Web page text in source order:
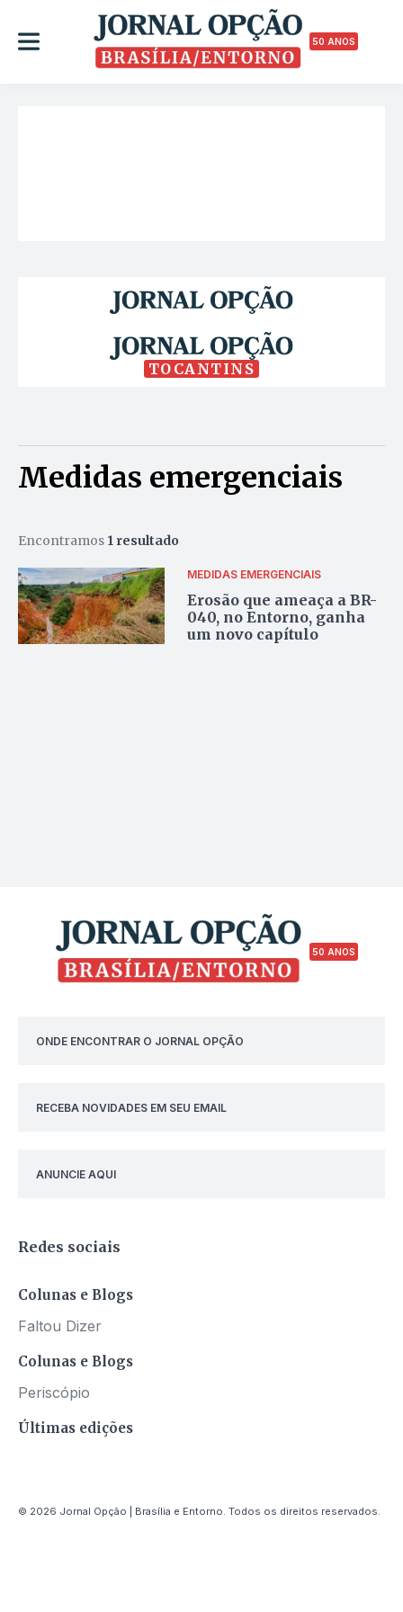
50 ANOS
TOCANTINS
Medidas emergenciais
Encontramos 1 resultado
MEDIDAS EMERGENCIAIS
Erosão que ameaça a BR-
040, no Entorno, ganha
um novo capítulo
50 ANOS
ONDE ENCONTRAR O JORNAL OPÇÃO
RECEBA NOVIDADES EM SEU EMAIL
ANUNCIE AQUI
Redes sociais
Colunas e Blogs
Faltou Dizer
Colunas e Blogs
Periscópio
Últimas edições
© 2026 Jornal Opção | Brasília e Entorno. Todos os direitos reservados.